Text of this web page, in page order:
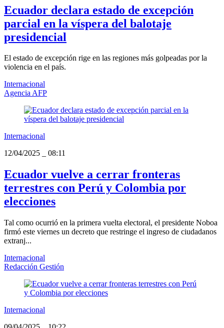
Ecuador declara estado de excepción
parcial en la víspera del balotaje
presidencial
El estado de excepción rige en las regiones más golpeadas por la
violencia en el país.
Internacional
Agencia AFP
Internacional
12/04/2025
08:11
Ecuador vuelve a cerrar fronteras
terrestres con Perú y Colombia por
elecciones
Tal como ocurrió en la primera vuelta electoral, el presidente Noboa
firmó este viernes un decreto que restringe el ingreso de ciudadanos
extranj...
Internacional
Redacción Gestión
Internacional